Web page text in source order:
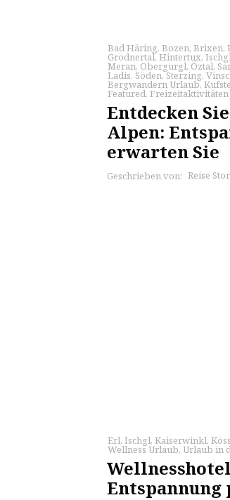
Bad Häring, Bozen, Brixen,
Grödnertal,Hintertux,
Meran, Obergurgl, Öztal,
Ladis, Söden,Sterzing,
Bergwandern Urlaub,
Featured, Freizeitaktivitäten
Entdecken
Alpen:
erwarten Sie
Geschrieben von: Reise
Erl, Ischgl, Kaiserwinkl,
Wellness Urlaub, Urlaub in